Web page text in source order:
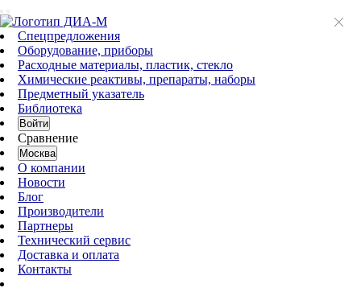
Спецпредложения
Оборудование, приборы
Расходные материалы, пластик, стекло
Химические реактивы, препараты, наборы
Предметный указатель
Библиотека
Войти
Сравнение
Москва
О компании
Новости
Блог
Производители
Партнеры
Технический сервис
Доставка и оплата
Контакты